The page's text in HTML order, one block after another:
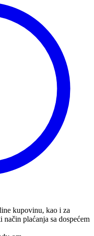
kupovinu, kao i za
plaćanja sa dospećem